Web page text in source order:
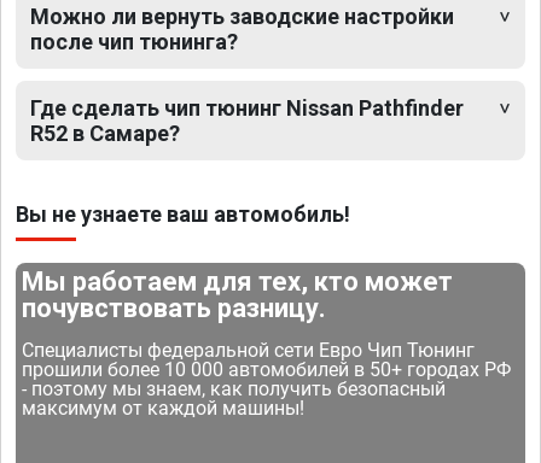
Можно ли вернуть заводские настройки
после чип тюнинга?
Где сделать чип тюнинг Nissan Pathfinder
R52 в Самаре?
Вы не узнаете ваш автомобиль!
Мы работаем для тех, кто может
почувствовать разницу.
Специалисты федеральной сети Евро Чип Тюнинг
прошили более 10 000 автомобилей в 50+ городах РФ
- поэтому мы знаем, как получить безопасный
максимум от каждой машины!